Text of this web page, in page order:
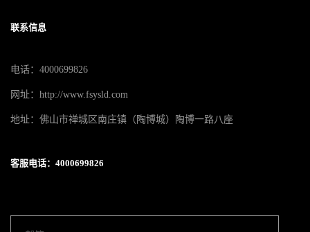
联系信息
电话：4000699826
网址：http://www.fsysld.com
地址：佛山市禅城区南庄镇（陶博城）陶博一路八座
客服电话：4000699826